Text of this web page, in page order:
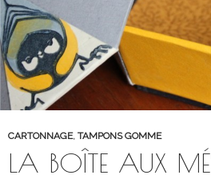
CARTONNAGE, TAMPONS GOMME
LA BOÎTE AUX